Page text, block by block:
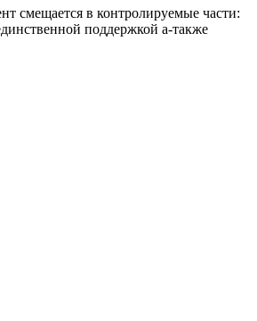
смещается в контролируемые части:
поддержкой а-также